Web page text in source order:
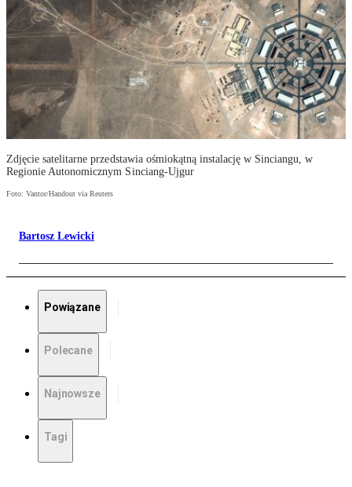
Zdjęcie satelitarne przedstawia ośmiokątną instalację w Sinciangu, w
Regionie Autonomicznym Sinciang-Ujgur
Foto: Vantor/Handout via Reuters
Bartosz Lewicki
Powiązane
Polecane
Najnowsze
Tagi